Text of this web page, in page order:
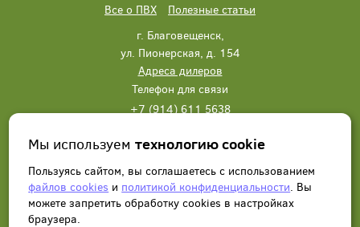
Все о ПВХ
Полезные статьи
г. Благовещенск,
ул. Пионерская, д. 154
Адреса дилеров
Телефон для связи
+7 (914) 611 5638
Написать нам Заказать звонок
Мы используемтехнологию cookie
Пользуясь сайтом, вы соглашаетесь с использованием
файлов cookies и политикой конфиденциальности. Вы
можете запретить обработку сookies в настройках
браузера.